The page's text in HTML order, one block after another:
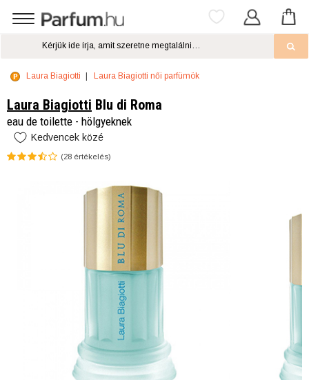
Laura Biagiotti Laura Biagiotti női parfümök
Laura Biagiotti Blu di Roma
eau de toilette - hölgyeknek
Kedvencek közé
(28 értékelés)